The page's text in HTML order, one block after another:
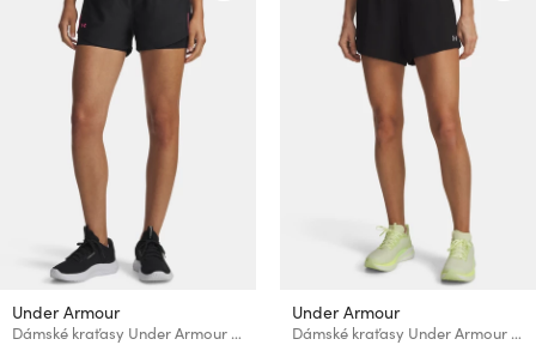
Under Armour
Dámské kraťasy Under Armour Tech Play Up 2in1 Shorts
Under Armour
Dámské kraťasy Under Armour UA Vanish Woven 5in Shorts